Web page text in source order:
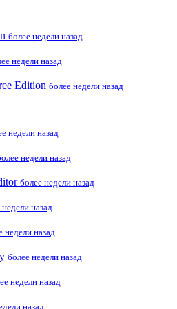
более недели назад
недели назад
Edition более недели назад
недели назад
недели назад
более недели назад
назад
недели назад
более недели назад
недели назад
назад